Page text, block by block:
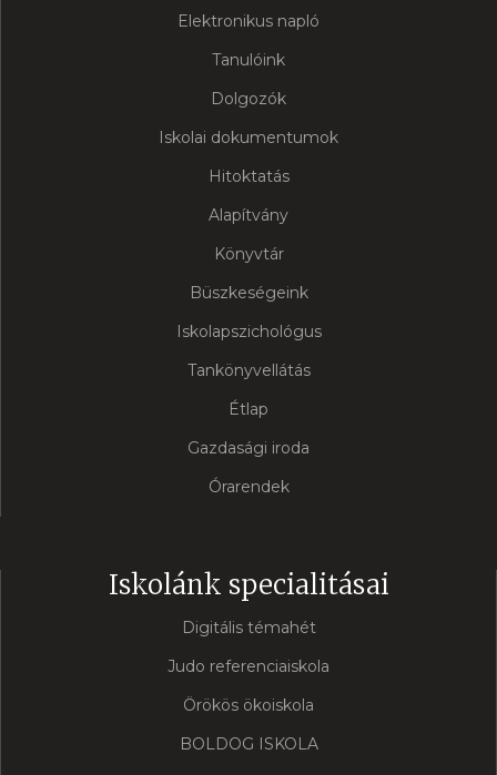
Elektronikus napló
Tanulóink
Dolgozók
Iskolai dokumentumok
Hitoktatás
Alapítvány
Könyvtár
Büszkeségeink
Iskolapszichológus
Tankönyvellátás
Étlap
Gazdasági iroda
Órarendek
Iskolánk specialitásai
Digitális témahét
Judo referenciaiskola
Örökös ökoiskola
BOLDOG ISKOLA